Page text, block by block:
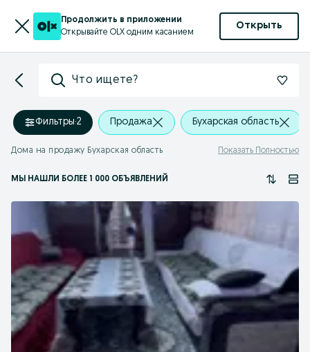
Продолжить в приложении
Открывайте OLX одним касанием
Открыть
Что ищете?
Фильтры·2 Продажа Бухарская область
Дома на продажу Бухарская область Показать Полностью
МЫ НАШЛИ БОЛЕЕ 1 000 ОБЪЯВЛЕНИЙ